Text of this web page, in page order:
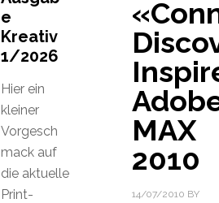
MAX
2010
14/07/2010 BY
e
Kreativ
1/2026
Hier ein
kleiner
Vorgesch
mack auf
die aktuelle
Print-